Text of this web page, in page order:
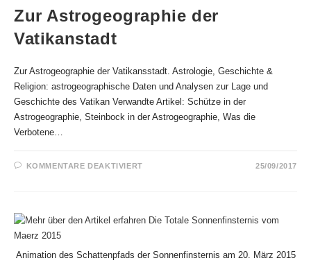
Zur Astrogeographie der
Vatikanstadt
Zur Astrogeographie der Vatikansstadt. Astrologie, Geschichte &
Religion: astrogeographische Daten und Analysen zur Lage und
Geschichte des Vatikan Verwandte Artikel: Schütze in der
Astrogeographie, Steinbock in der Astrogeographie, Was die
Verbotene…
KOMMENTARE DEAKTIVIERTFÜR
25/09/2017
Animation des Schattenpfads der Sonnenfinsternis am 20. März 2015